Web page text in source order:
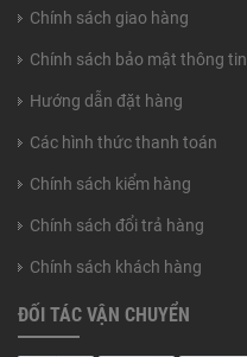
Chính sách giao hàng
Chính sách bảo mật thông tin
Hướng dẫn đặt hàng
Các hình thức thanh toán
Chính sách kiểm hàng
Chính sách đổi trả hàng
Chính sách khách hàng
ĐỐI TÁC VẬN CHUYỂN